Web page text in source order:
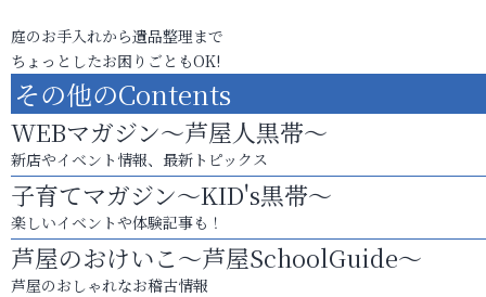
庭のお手入れから遺品整理まで
ちょっとしたお困りごともOK!
その他のContents
WEBマガジン～芦屋人黒帯～
新店やイベント情報、最新トピックス
子育てマガジン～KID's黒帯～
楽しいイベントや体験記事も！
芦屋のおけいこ～芦屋SchoolGuide～
芦屋のおしゃれなお稽古情報